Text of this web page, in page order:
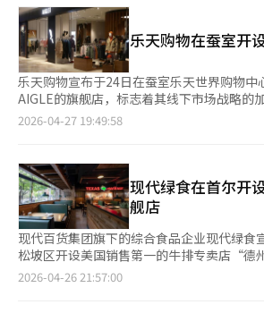
消费力人群的市场特征。此次开店不仅意味
展，也被视为将上海已验证的品牌竞争力向
展韩国时尚本地消费基础的重要举措。 新店位于杭州人流密集的
武林商圈核心区域，入驻总规模约1.2万坪（
物中心、5栋办公楼及高端酒店于一体的综
MUSINSA方面表示，未来将以该门店为样
型商业体的标准化运营模式，并通过强化本
质，加快在核心城市的线下扩张步伐。 在空间呈现方面，门店以
显示屏，并结合模特陈列提升整体辨识度。 公司相关人士表示，
MUSINSA已通过在上海核心区域的阶段性
Musinsa Standard作为韩国代表性基础休
州作为新的区域据点，将成为公司向中国全
台，并将通过此次开店进一步完善线下运营体
乐天购物在蚕室开
乐天购物宣布于24日在蚕室乐天世界购物中
AIGLE的旗舰店，标志着其线下市场战略的
国内引入了以橡胶为灵感的“橡胶森林”概
祝开业，凡消费超过50万韩元的顾客将获赠
合作的限量版包袋。乐天购物自2024年与
来，通过在主要时尚地段开设快闪店，提升
月开设了官方在线商城，今年计划在核心商
造线上线下结合的全渠道网络。下个月将在
近开设新店。乐天购物增长业务部部长李
蚕室乐天世界购物中心和道山公园等核心商
店，并将继续巩固作为全球时尚品牌成功落
2026-04-27 19:49:58
现代绿食在首尔开
舰店
现代百货集团旗下的综合食品企业现代绿食
松坡区开设美国销售第一的牛排专卖店“德
德州牛排品牌始于1993年美国印第安纳州，
2026-04-26 21:57:00